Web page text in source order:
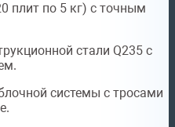
плит по 5 кг) с точным
стали Q235 с
системы с тросами